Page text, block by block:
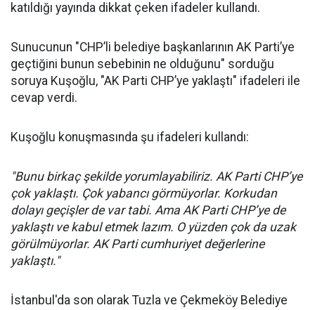
katıldığı yayında dikkat çeken ifadeler kullandı.
Sunucunun "CHP’li belediye başkanlarının AK Parti’ye
geçtiğini bunun sebebinin ne olduğunu" sorduğu
soruya Kuşoğlu, "AK Parti CHP’ye yaklaştı" ifadeleri ile
cevap verdi.
Kuşoğlu konuşmasında şu ifadeleri kullandı:
"Bunu birkaç şekilde yorumlayabiliriz. AK Parti CHP’ye
çok yaklaştı. Çok yabancı görmüyorlar. Korkudan
dolayı geçişler de var tabi. Ama AK Parti CHP’ye de
yaklaştı ve kabul etmek lazım. O yüzden çok da uzak
görülmüyorlar. AK Parti cumhuriyet değerlerine
yaklaştı."
İstanbul'da son olarak Tuzla ve Çekmeköy Belediye